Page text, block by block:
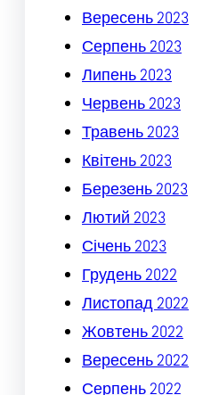
Вересень 2023
Серпень 2023
Липень 2023
Червень 2023
Травень 2023
Квітень 2023
Березень 2023
Лютий 2023
Січень 2023
Грудень 2022
Листопад 2022
Жовтень 2022
Вересень 2022
Серпень 2022